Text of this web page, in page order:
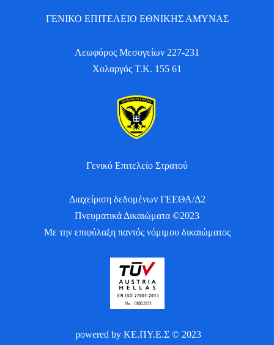
ΓΕΝΙΚΟ ΕΠΙΤΕΛΕΙΟ ΕΘΝΙΚΗΣ ΑΜΥΝΑΣ
Λεωφόρος Μεσογείων 227-231
Χολαργός Τ.Κ. 155 61
Γενικό Επιτελείο Στρατού
Διαχείριση δεδομένων ΓΕΕΘΑ/Δ2
Πνευματικά Δικαιώματα ©2023
Με την επιφύλαξη παντός νόμιμου δικαιώματος
powered by ΚΕ.ΠΥ.Ε.Σ © 2023